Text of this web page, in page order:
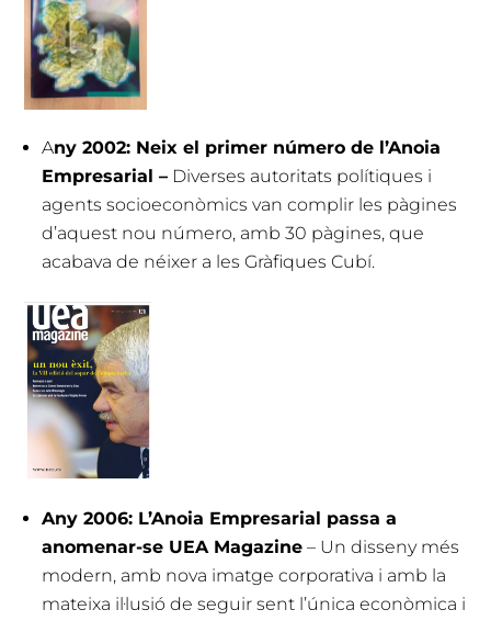
Any 2002: Neix el primer número de l’Anoia
Empresarial – Diverses autoritats polítiques i
agents socioeconòmics van complir les pàgines
d’aquest nou número, amb 30 pàgines, que
acabava de néixer a les Gràfiques Cubí.
Any 2006: L’Anoia Empresarial passa a
anomenar-se UEA Magazine – Un disseny més
modern, amb nova imatge corporativa i amb la
mateixa il·lusió de seguir sent l’única econòmica i